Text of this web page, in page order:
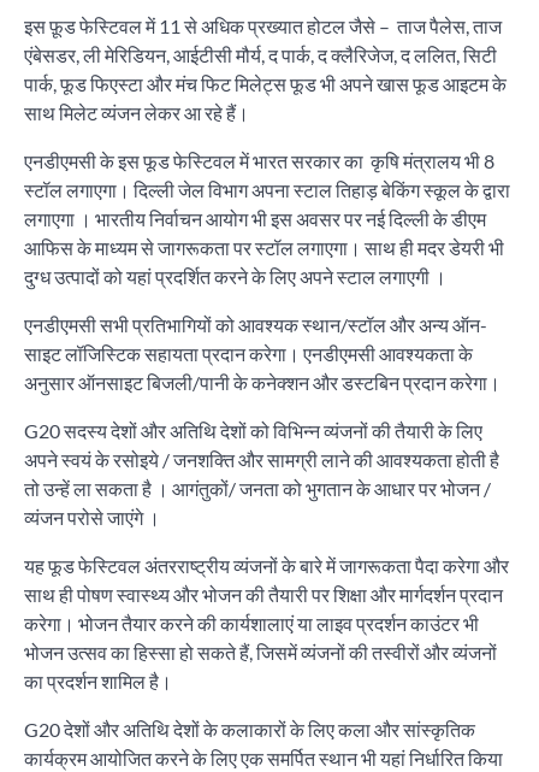
इस फ़ूड फेस्टिवल में 11 से अधिक प्रख्यात होटल जैसे – ताज पैलेस, ताज
एंबेसडर, ली मेरिडियन, आईटीसी मौर्य, द पार्क, द क्लैरिजेज, द ललित, सिटी
पार्क, फूड फिएस्टा और मंच फिट मिलेट्स फूड भी अपने खास फूड आइटम के
साथ मिलेट व्यंजन लेकर आ रहे हैं।
एनडीएमसी के इस फूड फेस्टिवल में भारत सरकार का कृषि मंत्रालय भी 8
स्टॉल लगाएगा। दिल्ली जेल विभाग अपना स्टाल तिहाड़ बेकिंग स्कूल के द्वारा
लगाएगा । भारतीय निर्वाचन आयोग भी इस अवसर पर नई दिल्ली के डीएम
आफिस के माध्यम से जागरूकता पर स्टॉल लगाएगा। साथ ही मदर डेयरी भी
दुग्ध उत्पादों को यहां प्रदर्शित करने के लिए अपने स्टाल लगाएगी ।
एनडीएमसी सभी प्रतिभागियों को आवश्यक स्थान/स्टॉल और अन्य ऑन-
साइट लॉजिस्टिक सहायता प्रदान करेगा। एनडीएमसी आवश्यकता के
अनुसार ऑनसाइट बिजली/पानी के कनेक्शन और डस्टबिन प्रदान करेगा।
G20 सदस्य देशों और अतिथि देशों को विभिन्न व्यंजनों की तैयारी के लिए
अपने स्वयं के रसोइये / जनशक्ति और सामग्री लाने की आवश्यकता होती है
तो उन्हें ला सकता है । आगंतुकों/ जनता को भुगतान के आधार पर भोजन /
व्यंजन परोसे जाएंगे ।
यह फूड फेस्टिवल अंतरराष्ट्रीय व्यंजनों के बारे में जागरूकता पैदा करेगा और
साथ ही पोषण स्वास्थ्य और भोजन की तैयारी पर शिक्षा और मार्गदर्शन प्रदान
करेगा। भोजन तैयार करने की कार्यशालाएं या लाइव प्रदर्शन काउंटर भी
भोजन उत्सव का हिस्सा हो सकते हैं, जिसमें व्यंजनों की तस्वीरों और व्यंजनों
का प्रदर्शन शामिल है।
G20 देशों और अतिथि देशों के कलाकारों के लिए कला और सांस्कृतिक
कार्यक्रम आयोजित करने के लिए एक समर्पित स्थान भी यहां निर्धारित किया